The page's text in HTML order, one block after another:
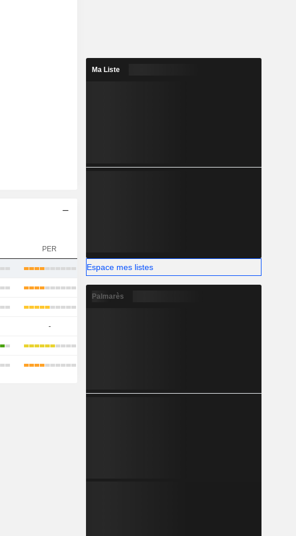
PER
-
Ma Liste
Espace mes listes
Palmarès